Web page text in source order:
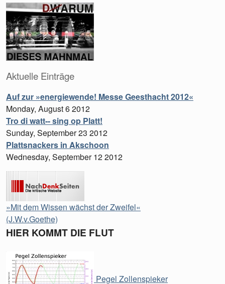
Aktuelle Einträge
Auf zur »energiewende! Messe Geesthacht 2012«
Monday, August 6 2012
Tro di watt-- sing op Platt!
Sunday, September 23 2012
Plattsnackers in Akschoon
Wednesday, September 12 2012
»Mit dem Wissen wächst der Zweifel«
(J.W.v.Goethe)
HIER KOMMT DIE FLUT
Pegel Zollenspieker